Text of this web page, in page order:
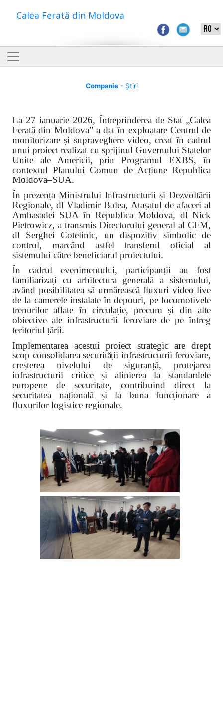
Calea Ferată din Moldova
Companie- Știri
La 27 ianuarie 2026, Întreprinderea de Stat „Calea
Ferată din Moldova” a dat în exploatare Centrul de
monitorizare și supraveghere video, creat în cadrul
unui proiect realizat cu sprijinul Guvernului Statelor
Unite ale Americii, prin Programul EXBS, în
contextul Planului Comun de Acțiune Republica
Moldova–SUA.
În prezența Ministrului Infrastructurii și Dezvoltării
Regionale, dl Vladimir Bolea, Atașatul de afaceri al
Ambasadei SUA în Republica Moldova, dl Nick
Pietrowicz, a transmis Directorului general al CFM,
dl Serghei Cotelinic, un dispozitiv simbolic de
control, marcând astfel transferul oficial al
sistemului către beneficiarul proiectului.
În cadrul evenimentului, participanții au fost
familiarizați cu arhitectura generală a sistemului,
având posibilitatea să urmărească fluxuri video live
de la camerele instalate în depouri, pe locomotivele
trenurilor aflate în circulație, precum și din alte
obiective ale infrastructurii feroviare de pe întreg
teritoriul țării.
Implementarea acestui proiect strategic are drept
scop consolidarea securității infrastructurii feroviare,
creșterea nivelului de siguranță, protejarea
infrastructurii critice și alinierea la standardele
europene de securitate, contribuind direct la
securitatea națională și la buna funcționare a
fluxurilor logistice regionale.